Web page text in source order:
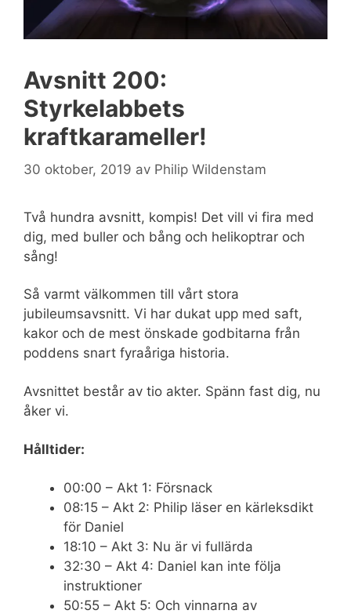
Avsnitt 200:
Styrkelabbets
kraftkarameller!
30 oktober, 2019 av Philip Wildenstam
Två hundra avsnitt, kompis! Det vill vi fira med
dig, med buller och bång och helikoptrar och
sång!
Så varmt välkommen till vårt stora
jubileumsavsnitt. Vi har dukat upp med saft,
kakor och de mest önskade godbitarna från
poddens snart fyraåriga historia.
Avsnittet består av tio akter. Spänn fast dig, nu
åker vi.
Hålltider:
00:00 – Akt 1: Försnack
08:15 – Akt 2: Philip läser en kärleksdikt
för Daniel
18:10 – Akt 3: Nu är vi fullärda
32:30 – Akt 4: Daniel kan inte följa
instruktioner
50:55 – Akt 5: Och vinnarna av